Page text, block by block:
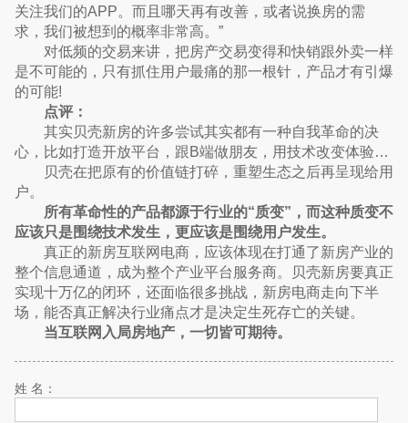
关注我们的APP。而且哪天再有改善，或者说换房的需
求，我们被想到的概率非常高。”
对低频的交易来讲，把房产交易变得和快销跟外卖一样
是不可能的，只有抓住用户最痛的那一根针，产品才有引爆
的可能!
点评：
其实贝壳新房的许多尝试其实都有一种自我革命的决
心，比如打造开放平台，跟B端做朋友，用技术改变体验…
贝壳在把原有的价值链打碎，重塑生态之后再呈现给用
户。
所有革命性的产品都源于行业的“质变”，而这种质变不
应该只是围绕技术发生，更应该是围绕用户发生。
真正的新房互联网电商，应该体现在打通了新房产业的
整个信息通道，成为整个产业平台服务商。贝壳新房要真正
实现十万亿的闭环，还面临很多挑战，新房电商走向下半
场，能否真正解决行业痛点才是决定生死存亡的关键。
当互联网入局房地产，一切皆可期待。
姓 名：